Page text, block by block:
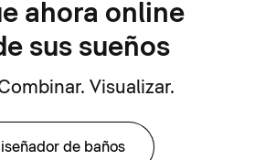
ahora online
sus sueños
Visualizar.
de baños